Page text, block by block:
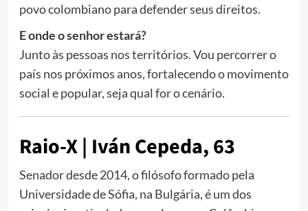
povo colombiano para defender seus direitos.
E onde o senhor estará?
Junto às pessoas nos territórios. Vou percorrer o
país nos próximos anos, fortalecendo o movimento
social e popular, seja qual for o cenário.
Raio-X | Iván Cepeda, 63
Senador desde 2014, o filósofo formado pela
Universidade de Sófia, na Bulgária, é um dos